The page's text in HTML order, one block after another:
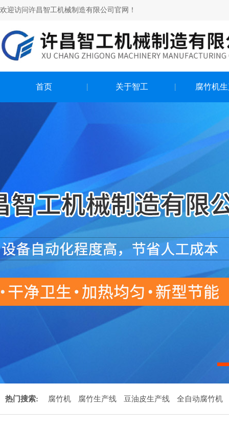
欢迎访问许昌智工机械制造有限公司官网！
首页 关于智工 腐竹机
热门搜索: 腐竹机 腐竹生产线 豆油皮生产线 全自动腐竹机